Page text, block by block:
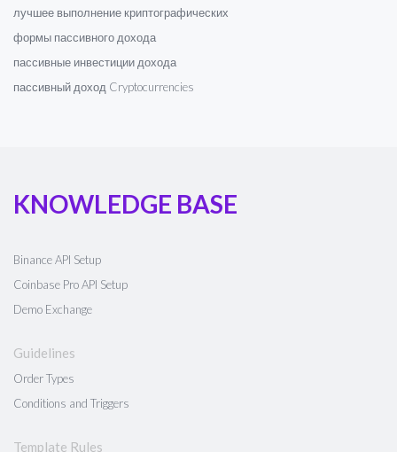
лучшее выполнение криптографических
формы пассивного дохода
пассивные инвестиции дохода
пассивный доход Cryptocurrencies
KNOWLEDGE BASE
Binance API Setup
Coinbase Pro API Setup
Demo Exchange
Guidelines
Order Types
Conditions and Triggers
Template Rules